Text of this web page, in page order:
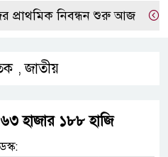
নিবন্ধন শুরু আজ
,জাতীয়
হাজার ১৮৮ হাজি